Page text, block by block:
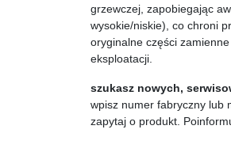
grzewczej, zapobiegając
wysokie/niskie), co chroni
oryginalne części
eksploatacji.
szukasz nowych,
wpisz numer fabryczny lub
zapytaj o produkt.